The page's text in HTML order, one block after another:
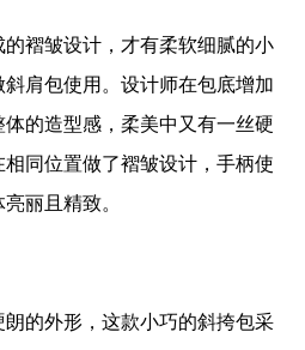
褶皱设计，才有柔软细腻的小
肩包使用。设计师在包底增加
的造型感，柔美中又有一丝硬
同位置做了褶皱设计，手柄使
丽且精致。
的外形，这款小巧的斜挎包采